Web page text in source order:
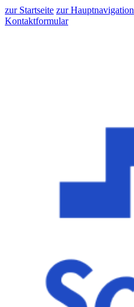
zur Startseite zur Hauptnavigation
Kontaktformular